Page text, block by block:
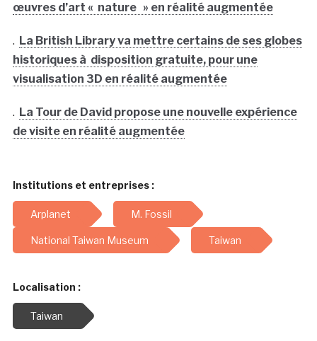
œuvres d’art « nature » en réalité augmentée
. La British Library va mettre certains de ses globes
historiques à disposition gratuite, pour une
visualisation 3D en réalité augmentée
. La Tour de David propose une nouvelle expérience
de visite en réalité augmentée
Institutions et entreprises :
Arplanet M. Fossil
National Taiwan Museum Taiwan
Localisation :
Taiwan